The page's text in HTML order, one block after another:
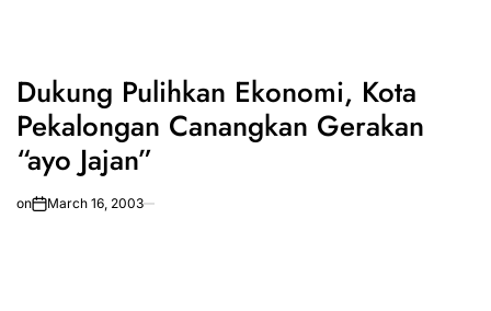
Dukung Pulihkan Ekonomi, Kota
Pekalongan Canangkan Gerakan
“ayo Jajan”
on March 16, 2003